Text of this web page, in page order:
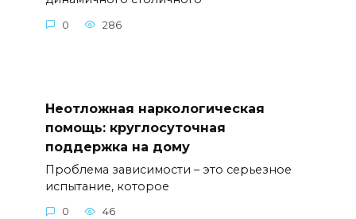
0 286
Неотложная наркологическая
помощь: круглосуточная
поддержка на дому
Проблема зависимости – это серьезное
испытание, которое
0 46